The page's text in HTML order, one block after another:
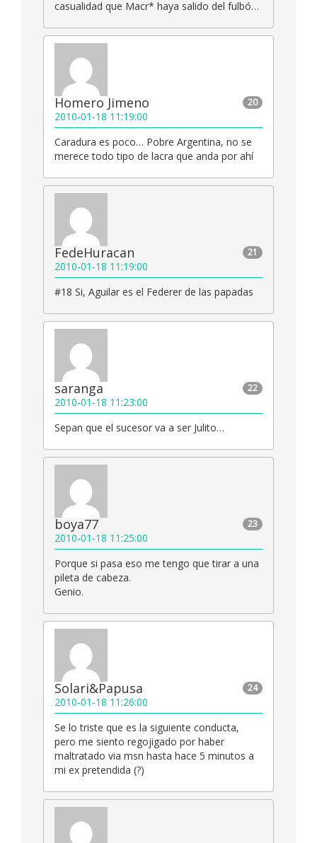
casualidad que Macr* haya salido del fulbó…
20
Homero Jimeno
2010-01-18 11:19:00
Caradura es poco… Pobre Argentina, no se
merece todo tipo de lacra que anda por ahí
21
FedeHuracan
2010-01-18 11:19:00
#18 Si, Aguilar es el Federer de las papadas
22
saranga
2010-01-18 11:23:00
Sepan que el sucesor va a ser Julito…
23
boya77
2010-01-18 11:25:00
Porque si pasa eso me tengo que tirar a una
pileta de cabeza.
Genio.
24
Solari&Papusa
2010-01-18 11:26:00
Se lo triste que es la siguiente conducta,
pero me siento regojigado por haber
maltratado via msn hasta hace 5 minutos a
mi ex pretendida (?)